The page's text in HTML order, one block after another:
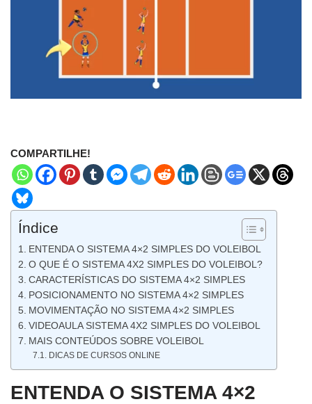
COMPARTILHE!
Índice
ENTENDA O SISTEMA 4×2 SIMPLES DO VOLEIBOL
O QUE É O SISTEMA 4X2 SIMPLES DO VOLEIBOL?
CARACTERÍSTICAS DO SISTEMA 4×2 SIMPLES
POSICIONAMENTO NO SISTEMA 4×2 SIMPLES
MOVIMENTAÇÃO NO SISTEMA 4×2 SIMPLES
VIDEOAULA SISTEMA 4X2 SIMPLES DO VOLEIBOL
MAIS CONTEÚDOS SOBRE VOLEIBOL
DICAS DE CURSOS ONLINE
ENTENDA O SISTEMA 4×2